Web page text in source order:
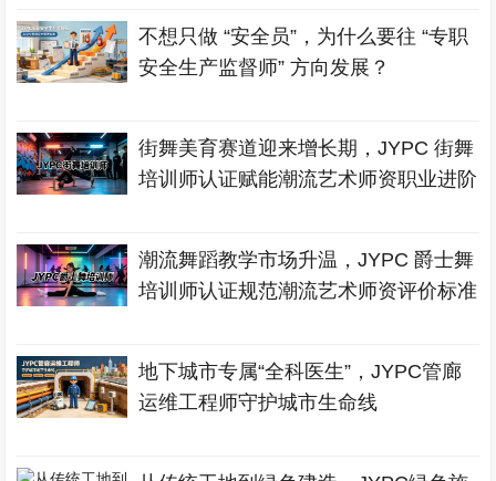
不想只做 “安全员”，为什么要往 “专职
安全生产监督师” 方向发展？
街舞美育赛道迎来增长期，JYPC 街舞
培训师认证赋能潮流艺术师资职业进阶
潮流舞蹈教学市场升温，JYPC 爵士舞
培训师认证规范潮流艺术师资评价标准
地下城市专属“全科医生”，JYPC管廊
运维工程师守护城市生命线